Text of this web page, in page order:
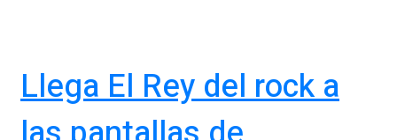
Llega El Rey del rock a